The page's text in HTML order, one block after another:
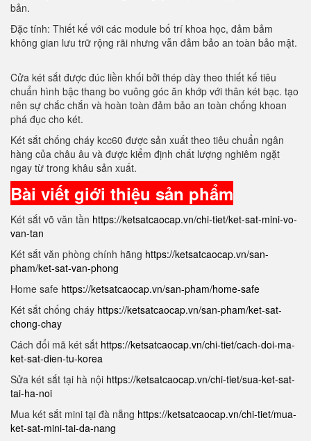
bản.
Đặc tính: Thiết kế với các module bố trí khoa học, đảm bảm
không gian lưu trữ rộng rãi nhưng vẫn đảm bảo an toàn bảo mật.
Cửa két sắt được đúc liền khối bởi thép dày theo thiết kế tiêu
chuẩn hình bậc thang bo vuông góc ăn khớp với thân két bạc. tạo
nên sự chắc chắn và hoàn toàn đảm bảo an toàn chống khoan
phá đục cho két.
Két sắt chống cháy kcc60 được sản xuất theo tiêu chuẩn ngân
hàng của châu âu và được kiểm định chất lượng nghiêm ngặt
ngay từ trong khâu sản xuất.
Bài viết giới thiệu sản phẩm
Két sắt võ văn tần https://ketsatcaocap.vn/chi-tiet/ket-sat-mini-vo-
van-tan
Két sắt văn phòng chính hãng https://ketsatcaocap.vn/san-
pham/ket-sat-van-phong
Home safe https://ketsatcaocap.vn/san-pham/home-safe
Két sắt chống cháy https://ketsatcaocap.vn/san-pham/ket-sat-
chong-chay
Cách đổi mã két sắt https://ketsatcaocap.vn/chi-tiet/cach-doi-ma-
ket-sat-dien-tu-korea
Sửa két sắt tại hà nội https://ketsatcaocap.vn/chi-tiet/sua-ket-sat-
tai-ha-noi
Mua két sắt mini tại đà nẵng https://ketsatcaocap.vn/chi-tiet/mua-
ket-sat-mini-tai-da-nang